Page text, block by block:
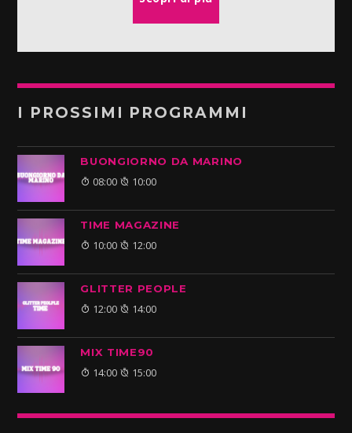
I PROSSIMI PROGRAMMI
BUONGIORNO DA MARINO
08:00 10:00
TIME MAGAZINE
10:00 12:00
GLITTER PEOPLE
12:00 14:00
MIX TIME90
14:00 15:00